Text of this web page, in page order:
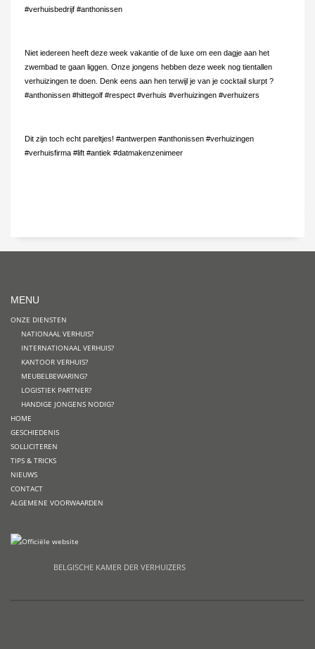
#verhuisbedrijf #anthonissen
Niet iedereen heeft deze week vakantie of de luxe om een dagje aan het
zwembad te gaan liggen. Onze jongens hebben deze week nog tientallen
verhuizingen te doen. Denk eens aan hen terwijl je van je cocktail slurpt ?
#anthonissen #hittegolf #respect #verhuis #verhuizingen #verhuizers
Dit zijn toch echt pareltjes! #antwerpen #anthonissen #verhuizingen
#verhuisfirma #lift #antiek #datmakenzenimeer
MENU
ONZE DIENSTEN
NATIONAAL VERHUIS?
INTERNATIONAAL VERHUIS?
KANTOOR VERHUIS?
MEUBELBEWARING?
LOGISTIEK PARTNER?
HANDIGE JONGENS NODIG?
HOME
GESCHIEDENIS
SOLLICITEREN
TIPS & TRICKS
NIEUWS
CONTACT
ALGEMENE VOORWAARDEN
BELGISCHE KAMER DER VERHUIZERS